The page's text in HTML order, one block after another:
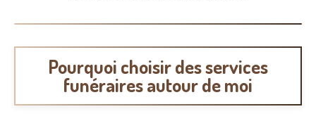
Pourquoi choisir des services
funéraires autour de moi